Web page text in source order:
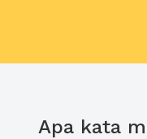
Apa kata